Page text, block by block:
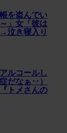
を盗んでい
」女「彼は
泣き寝入り
ルコールし
だなぁ‥）
トメさんの